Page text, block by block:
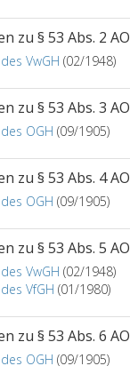
zu § 53 Abs. 2 AO
VwGH (02/1948)
zu § 53 Abs. 3 AO
OGH (09/1905)
zu § 53 Abs. 4 AO
OGH (09/1905)
zu § 53 Abs. 5 AO
VwGH (02/1948)
VfGH (01/1980)
zu § 53 Abs. 6 AO
OGH (09/1905)